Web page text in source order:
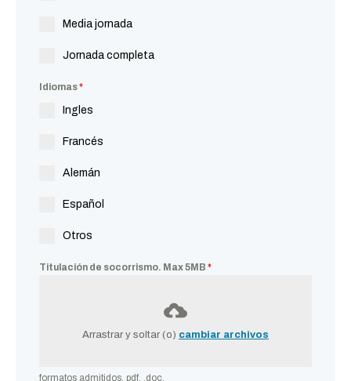
Media jornada
Jornada completa
Idiomas*
Ingles
Francés
Alemán
Español
Otros
Titulación de socorrismo. Max 5MB *
Arrastrar y soltar (o) cambiar archivos
formatos admitidos, pdf, .doc.